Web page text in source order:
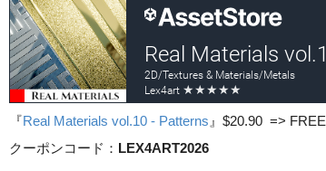
『Real Materials vol.10 - Patterns 』 $20.90 => FREE
クーポンコード： LEX4ART2026